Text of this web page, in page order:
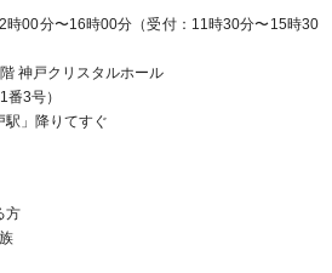
時00分〜16時00分（受付：11時30分〜15時30
神戸クリスタルホール
番3号）
駅」降りてすぐ
方